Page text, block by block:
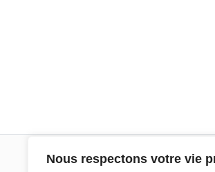
Nous respectons votre vie